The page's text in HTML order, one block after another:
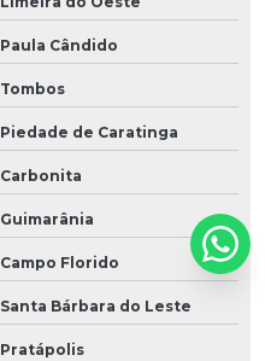
Paula Cândido
Tombos
Piedade de Caratinga
Carbonita
Guimarânia
Campo Florido
Santa Bárbara do Leste
Pratápolis